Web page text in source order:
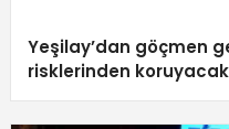
Yeşilay’dan göçmen
risklerinden